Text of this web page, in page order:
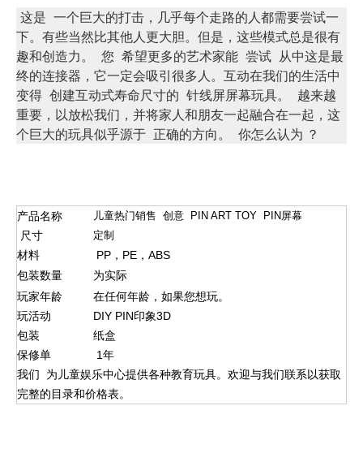
这是 一个巨大的打击，几乎每个走路的人都需要尝试一
下。有些当然比其他人更大胆。但是，这些模式总是很有
趣和创造力。 您 希望更多的艺术家能 尝试 从中这是最
终的连接器，它一定会吸引很多人。互动在我们的生活中
变得 创建互动式寿命尺寸的 针线屏屏幕玩具。
越来越
重要，以放松我们，并将家人和朋友一起融合在一起，这
个巨大的玩具似乎源于 正确的方向。 你怎么认为 ？
产品名称 儿童热门销售 创意 PIN ART TOY PIN屏幕
尺寸 定制
材料
PP，PE，ABS
包装数量
为实际
玩家年龄
在任何年龄，如果您想玩。
玩活动
DIY PIN印象3D
包装
纸盒
保修单
1年
我们 为儿童娱乐中心提供各种教育玩具。欢迎与我们联系以获取
完整的目录和价格表。